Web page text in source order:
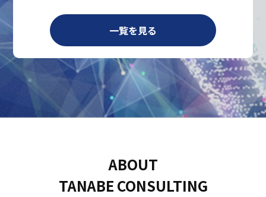
一覧を見る
ABOUT
TANABE CONSULTING